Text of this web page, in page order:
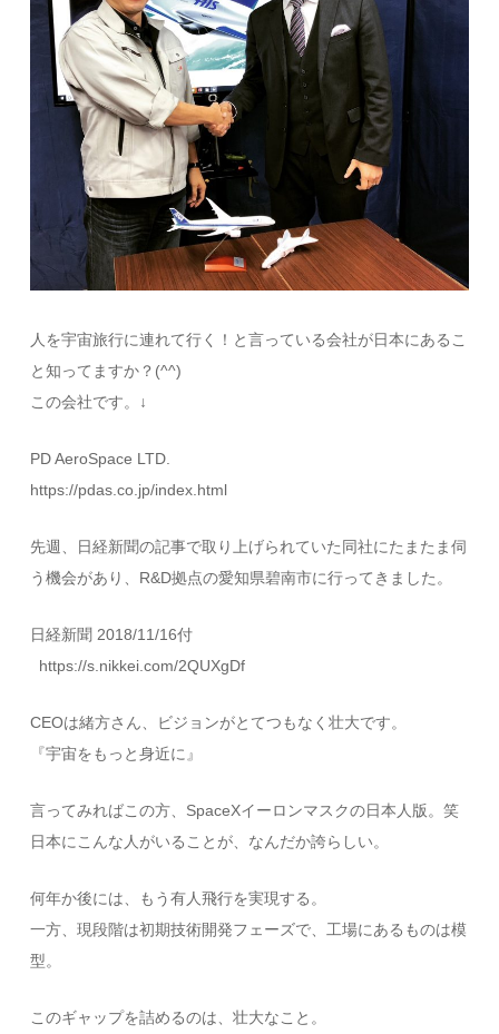
人を宇宙旅行に連れて行く！と言っている会社が日本にあるこ
と知ってますか？(^^)
この会社です。↓
PD AeroSpace LTD.
https://pdas.co.jp/index.html
先週、日経新聞の記事で取り上げられていた同社にたまたま伺
う機会があり、R&D拠点の愛知県碧南市に行ってきました。
日経新聞 2018/11/16付
https://s.nikkei.com/2QUXgDf
CEOは緒方さん、ビジョンがとてつもなく壮大です。
『宇宙をもっと身近に』
言ってみればこの方、SpaceXイーロンマスクの日本人版。笑
日本にこんな人がいることが、なんだか誇らしい。
何年か後には、もう有人飛行を実現する。
一方、現段階は初期技術開発フェーズで、工場にあるものは模
型。
このギャップを詰めるのは、壮大なこと。